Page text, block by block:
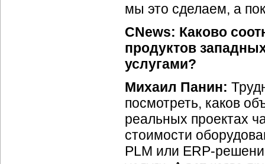
мы это сделаем, а
CNews: Каково
продуктов
услугами?
Михаил Панин:
посмотреть, каков
реальных проектах
стоимости
PLM или ERP-